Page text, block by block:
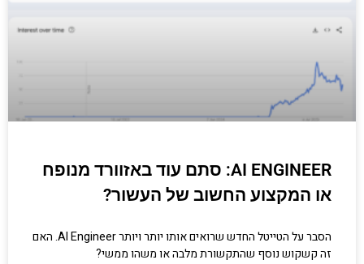
AI ENGINEER: סתם עוד באזוורד מנופח
או המקצוע החשוב של העשור?
הסבר על הטייטל החדש שרואים אותו יותר ויותר AI Engineer. האם
זה קשקוש נוסף שהתקשורת מלבה או משהו ממשי?